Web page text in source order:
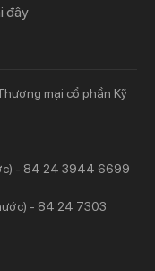
mại
tin mới
tin tài chính
đồng cổ đông
đây
mại cổ phần Kỹ
- 84 24 3944 6699
- 84 24 7303